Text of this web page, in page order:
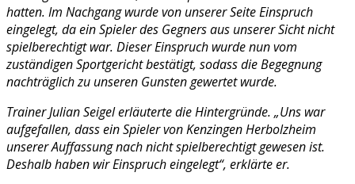
hatten. Im Nachgang wurde von unserer Seite Einspruch
eingelegt, da ein Spieler des Gegners aus unserer Sicht nicht
spielberechtigt war. Dieser Einspruch wurde nun vom
zuständigen Sportgericht bestätigt, sodass die Begegnung
nachträglich zu unseren Gunsten gewertet wurde.
Trainer Julian Seigel erläuterte die Hintergründe. „Uns war
aufgefallen, dass ein Spieler von Kenzingen Herbolzheim
unserer Auffassung nach nicht spielberechtigt gewesen ist.
Deshalb haben wir Einspruch eingelegt“, erklärte er.